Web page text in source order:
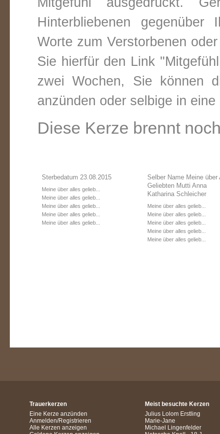
Hinterbliebenen
Worte zum Verstorbenen
Sie hierfür den Link
zwei Wochen, Sie können
anzünden oder selbige in
Diese Kerze brennt
Sterbedatum 23.08.2015
Meine über alles gelieb...
Meine über alles gelieb...
Meine über alles gelieb...
Meine über alles gelieb...
Meine über alles gelieb...
Selber Name Meine über
Geliebten Mutti Anna
Katharina Schleicher
Meine über alles gelieb...
Meine über alles gelieb...
Meine über alles gelieb...
Meine über alles gelieb...
Meine über alles gelieb...
Trauerkerzen
Eine Kerze anzünden
Anmelden/Registrieren
Alle Kerzen anzeigen
Meist besuchte Kerzen
Julius Lolom Erstling
Marie-Jane
Michael Lingenfelder